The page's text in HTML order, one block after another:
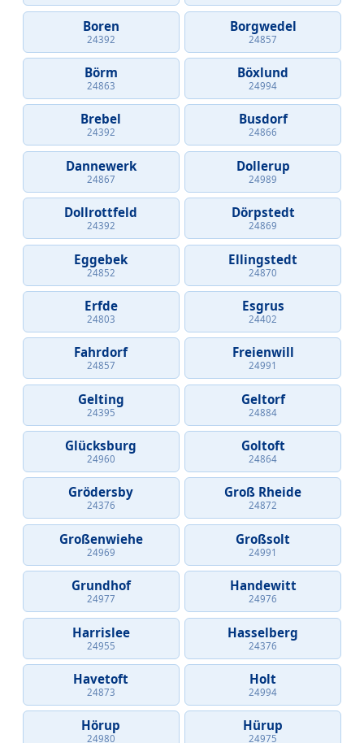
Boren
24392
Borgwedel
24857
Börm
24863
Böxlund
24994
Brebel
24392
Busdorf
24866
Dannewerk
24867
Dollerup
24989
Dollrottfeld
24392
Dörpstedt
24869
Eggebek
24852
Ellingstedt
24870
Erfde
24803
Esgrus
24402
Fahrdorf
24857
Freienwill
24991
Gelting
24395
Geltorf
24884
Glücksburg
24960
Goltoft
24864
Grödersby
24376
Groß Rheide
24872
Großenwiehe
24969
Großsolt
24991
Grundhof
24977
Handewitt
24976
Harrislee
24955
Hasselberg
24376
Havetoft
24873
Holt
24994
Hörup
24980
Hürup
24975